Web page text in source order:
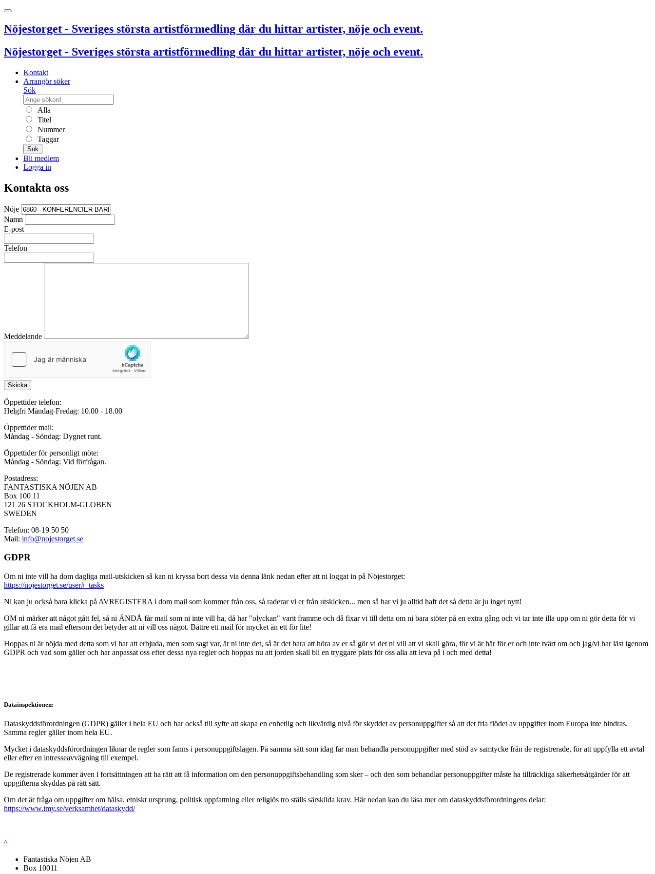
Nöjestorget - Sveriges största artistförmedling där du hittar artister, nöje och event.
Nöjestorget - Sveriges största artistförmedling där du hittar artister, nöje och event.
Kontakt
Arrangör söker
Sök
Alla
Titel
Nummer
Taggar
Sök
Bli medlem
Logga in
Kontakta oss
Nöje
Namn
E-post
Telefon
Meddelande
Skicka
Öppettider telefon:
Helgfri Måndag-Fredag: 10.00 - 18.00
Öppettider mail:
Måndag - Söndag: Dygnet runt.
Öppettider för personligt möte:
Måndag - Söndag: Vid förfrågan.
Postadress:
FANTASTISKA NÖJEN AB
Box 100 11
121 26 STOCKHOLM-GLOBEN
SWEDEN
Telefon: 08-19 50 50
Mail: info@nojestorget.se
GDPR
Om ni inte vill ha dom dagliga mail-utskicken så kan ni kryssa bort dessa via denna länk nedan efter att ni loggat in på Nöjestorget:
https://nojestorget.se/user#_tasks
Ni kan ju också bara klicka på AVREGISTERA i dom mail som kommer från oss, så raderar vi er från utskicken... men så har vi ju alltid haft det så detta är ju inget nytt!
OM ni märker att något gått fel, så ni ÄNDÅ får mail som ni inte vill ha, då har "olyckan" varit framme och då fixar vi till detta om ni bara stöter på en extra gång och vi tar inte illa upp om ni gör detta för vi
gillar att få era mail eftersom det betyder att ni vill oss något. Bättre ett mail för mycket än ett för lite!
Hoppas ni är nöjda med detta som vi har att erbjuda, men som sagt var, är ni inte det, så är det bara att höra av er så gör vi det ni vill att vi skall göra, för vi är här för er och inte tvärt om och jag/vi har läst igenom
GDPR och vad som gäller och har anpassat oss efter dessa nya regler och hoppas nu att jorden skall bli en tryggare plats för oss alla att leva på i och med detta!
Datainspektionen:
Dataskyddsförordningen (GDPR) gäller i hela EU och har också till syfte att skapa en enhetlig och likvärdig nivå för skyddet av personuppgifter så att det fria flödet av uppgifter inom Europa inte hindras.
Samma regler gäller inom hela EU.
Mycket i dataskyddsförordningen liknar de regler som fanns i personuppgiftslagen. På samma sätt som idag får man behandla personuppgifter med stöd av samtycke från de registrerade, för att uppfylla ett avtal
eller efter en intresseavvägning till exempel.
De registrerade kommer även i fortsättningen att ha rätt att få information om den personuppgiftsbehandling som sker – och den som behandlar personuppgifter måste ha tillräckliga säkerhetsåtgärder för att
uppgifterna skyddas på rätt sätt.
Om det är fråga om uppgifter om hälsa, etniskt ursprung, politisk uppfattning eller religiös tro ställs särskilda krav. Här nedan kan du läsa mer om dataskyddsförordningens delar:
https://www.imy.se/verksamhet/dataskydd/
^
Fantastiska Nöjen AB
Box 10011